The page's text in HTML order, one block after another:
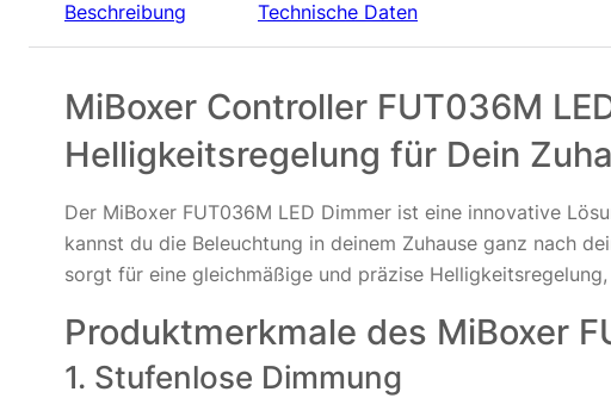
Beschreibung Technische Daten
MiBoxer Controller FUT036M
Helligkeitsregelung für Dein
Der MiBoxer FUT036M LED Dimmer ist eine innovative
kannst du die Beleuchtung in deinem Zuhause ganz nach
sorgt für eine gleichmäßige und präzise
Produktmerkmale des MiBoxer
1. Stufenlose Dimmung